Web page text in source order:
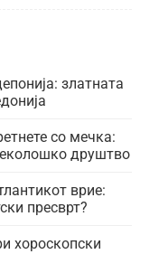
златната
со мечка:
друштво
врие:
пресврт?
хороскопски